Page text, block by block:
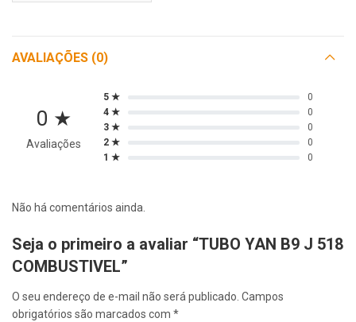
AVALIAÇÕES (0)
0 ★
Avaliações
5 ★
0
4 ★
0
3 ★
0
2 ★
0
1 ★
0
Não há comentários ainda.
Seja o primeiro a avaliar “TUBO YAN B9 J 518
COMBUSTIVEL”
O seu endereço de e-mail não será publicado. Campos
obrigatórios são marcados com *